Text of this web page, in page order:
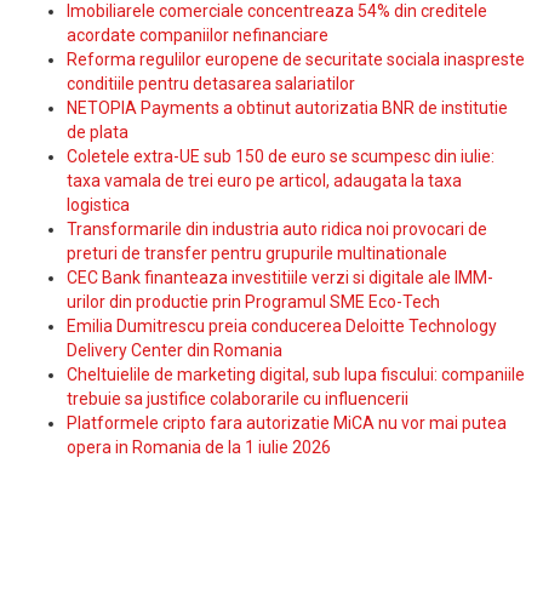
Imobiliarele comerciale concentreaza 54% din creditele
acordate companiilor nefinanciare
Reforma regulilor europene de securitate sociala inaspreste
conditiile pentru detasarea salariatilor
NETOPIA Payments a obtinut autorizatia BNR de institutie
de plata
Coletele extra-UE sub 150 de euro se scumpesc din iulie:
taxa vamala de trei euro pe articol, adaugata la taxa
logistica
Transformarile din industria auto ridica noi provocari de
preturi de transfer pentru grupurile multinationale
CEC Bank finanteaza investitiile verzi si digitale ale IMM-
urilor din productie prin Programul SME Eco-Tech
Emilia Dumitrescu preia conducerea Deloitte Technology
Delivery Center din Romania
Cheltuielile de marketing digital, sub lupa fiscului: companiile
trebuie sa justifice colaborarile cu influencerii
Platformele cripto fara autorizatie MiCA nu vor mai putea
opera in Romania de la 1 iulie 2026